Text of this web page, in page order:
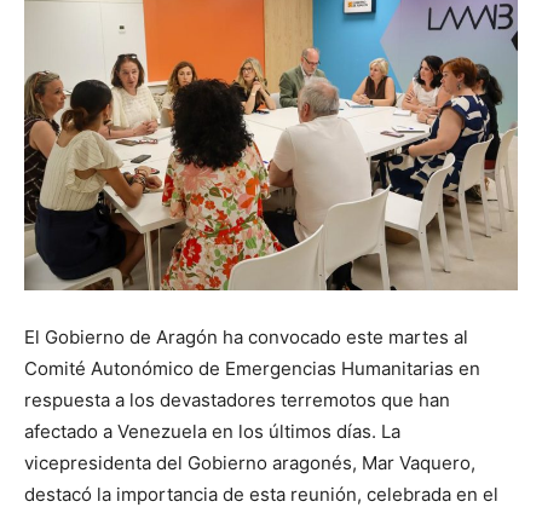
El Gobierno de Aragón ha convocado este martes al
Comité Autonómico de Emergencias Humanitarias en
respuesta a los devastadores terremotos que han
afectado a Venezuela en los últimos días. La
vicepresidenta del Gobierno aragonés, Mar Vaquero,
destacó la importancia de esta reunión, celebrada en el